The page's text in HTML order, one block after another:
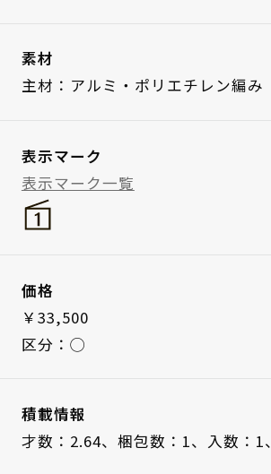
素材
主材：アルミ・ポリエチレン編み
表示マーク
表示マーク一覧
価格
￥33,500
区分：◯
積載情報
才数：2.64、 梱包数：1、 入数：1、